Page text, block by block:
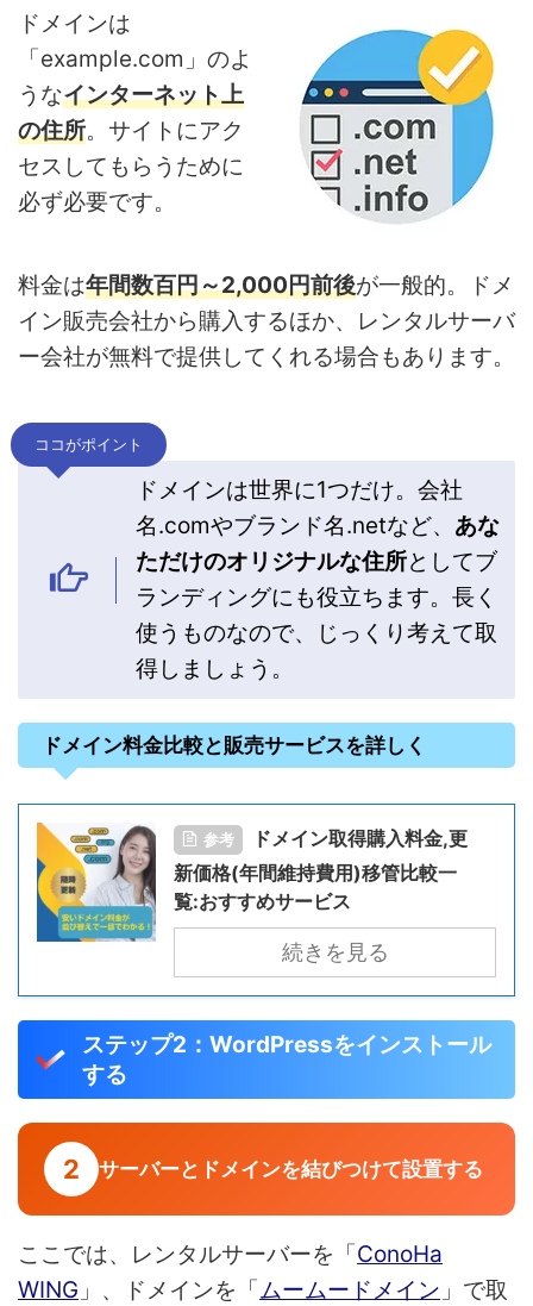
ドメインは
「example.com」のよ
うなインターネット上
の住所。サイトにアク
セスしてもらうために
必ず必要です。
料金は年間数百円～2,000円前後が一般的。ドメ
イン販売会社から購入するほか、レンタルサーバ
ー会社が無料で提供してくれる場合もあります。
ココがポイント
ドメインは世界に1つだけ。会社
名.comやブランド名.netなど、 あな
ただけのオリジナルな住所としてブ
ランディングにも役立ちます。長く
使うものなので、じっくり考えて取
得しましょう。
ドメイン料金比較と販売サービスを詳しく
参考
ドメイン取得購入料金,更
新価格(年間維持費用)移管比較一
覧:おすすめサービス
続きを見る
ステップ2：WordPressをインストール
する
2 サーバーとドメインを結びつけて設置する
ここでは、レンタルサーバーを「ConoHa
WING 」、ドメインを「ムームードメイン 」で取